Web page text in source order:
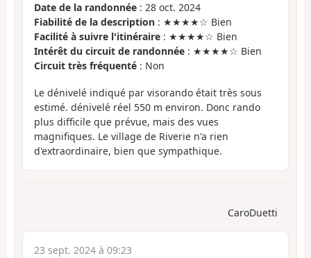
Date de la randonnée : 28 oct. 2024
Fiabilité de la description : ★★★★☆ Bien
Facilité à suivre l'itinéraire : ★★★★☆ Bien
Intérêt du circuit de randonnée : ★★★★☆ Bien
Circuit très fréquenté : Non
Le dénivelé indiqué par visorando était très sous
estimé. dénivelé réel 550 m environ. Donc rando
plus difficile que prévue, mais des vues
magnifiques. Le village de Riverie n'a rien
d'extraordinaire, bien que sympathique.
CaroDuetti
23 sept. 2024 à 09:23